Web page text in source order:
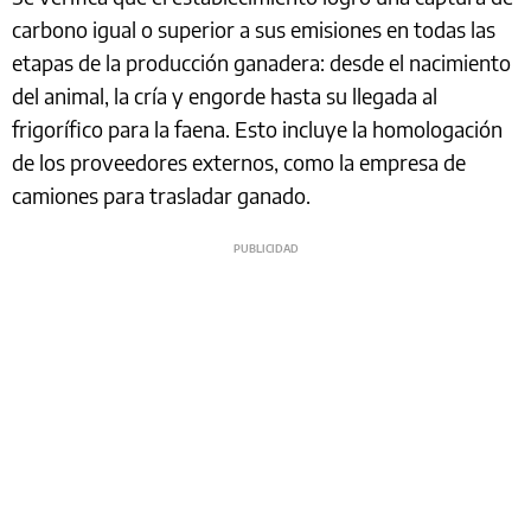
carbono igual o superior a sus emisiones en todas las
etapas de la producción ganadera: desde el nacimiento
del animal, la cría y engorde hasta su llegada al
frigorífico para la faena. Esto incluye la homologación
de los proveedores externos, como la empresa de
camiones para trasladar ganado.